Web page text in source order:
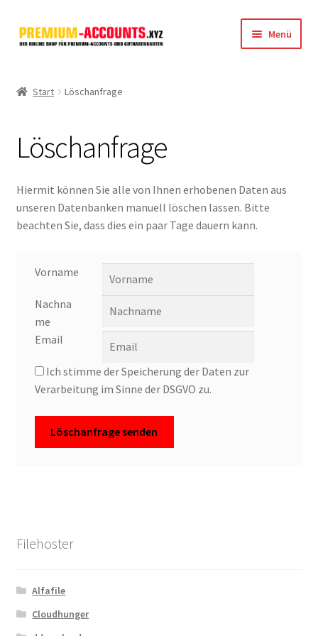
Zur
Navigation
Zum
Inhalt
Menü
FileJoker
Depositfiles
TakeFile
Xubster
Filesmonster
HotLink
VipFile.cc
Impressum
Start Löschanfrage
Löschanfrage
Hiermit können Sie alle von Ihnen erhobenen Daten aus
unseren Datenbanken manuell löschen lassen. Bitte
beachten Sie, dass dies ein paar Tage dauern kann.
Vorname
Nachna
me
Email
Ich stimme der Speicherung der Daten zur
Verarbeitung im Sinne der DSGVO zu.
Filehoster
Alfafile
Cloudhunger